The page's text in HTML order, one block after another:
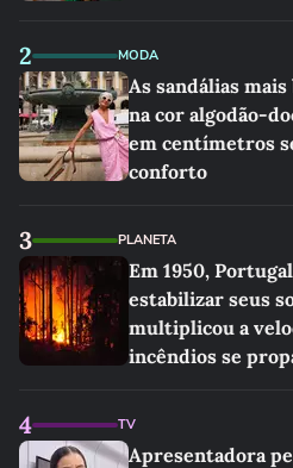
2 MODA
As sandálias
na cor algodão-
em centímetros
conforto
3 PLANETA
Em 1950,
estabilizar seus
multiplicou a
incêndios se
4 TV
Apresentadora